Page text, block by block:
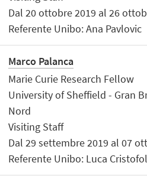
Dal 20 ottobre 2019 al 26
Referente Unibo: Ana Pavlovic
Marco Palanca
Marie Curie Research Fellow
University of Sheffield - Gran
Nord
Visiting Staff
Dal 29 settembre 2019 al 07
Referente Unibo: Luca